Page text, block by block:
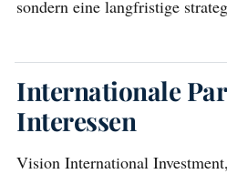
sondern eine langfristige
Internationale
Interessen
Vision International